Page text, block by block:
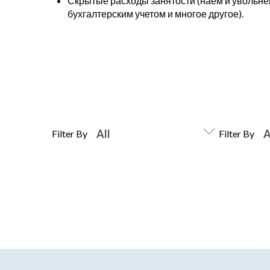
бухгалтерским учетом и многое другое).
Filter By Filter By